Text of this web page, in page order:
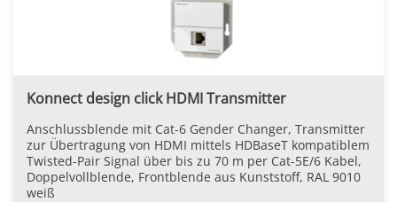
Konnect design click HDMI Transmitter
Anschlussblende mit Cat-6 Gender Changer, Transmitter
zur Übertragung von HDMI mittels HDBaseT kompatiblem
Twisted-Pair Signal über bis zu 70 m per Cat-5E/6 Kabel,
Doppelvollblende, Frontblende aus Kunststoff, RAL 9010
weiß